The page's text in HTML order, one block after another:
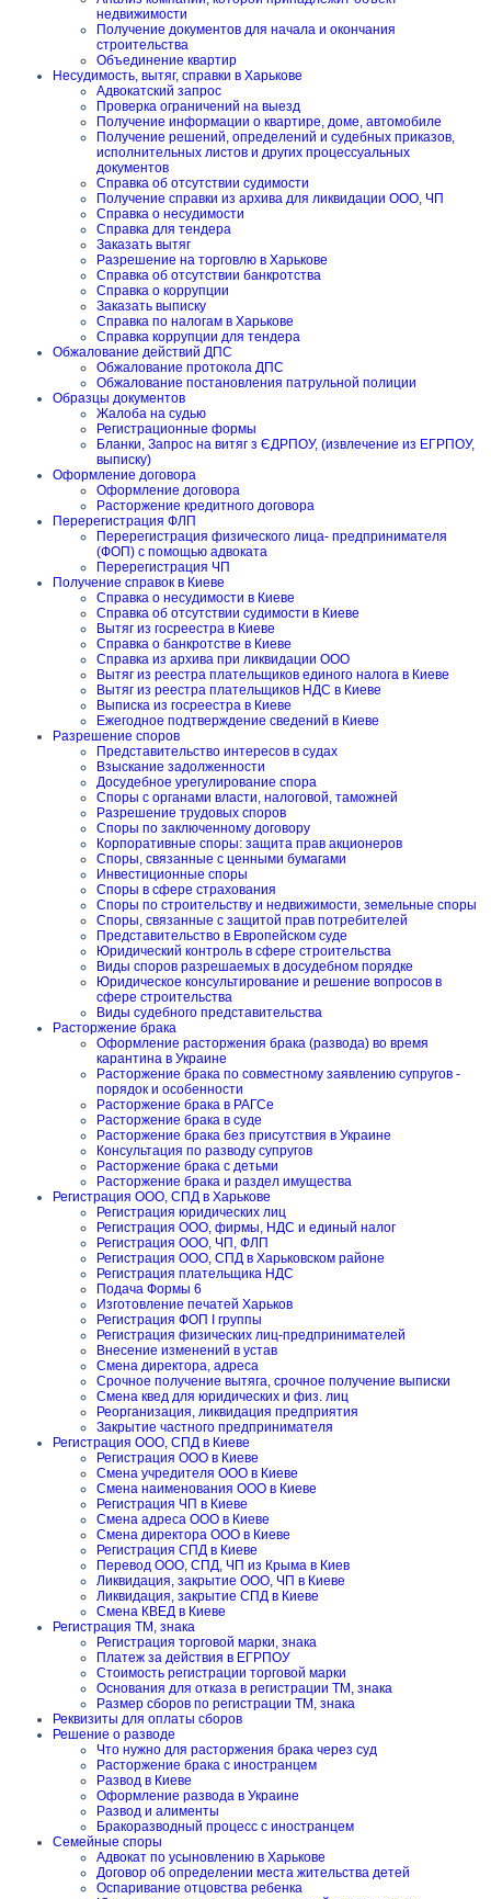
недвижимости
Получение документов для начала и окончания
строительства
Объединение квартир
Несудимость, вытяг, справки в Харькове
Адвокатский запрос
Проверка ограничений на выезд
Получение информации о квартире, доме, автомобиле
Получение решений, определений и судебных приказов,
исполнительных листов и других процессуальных
документов
Справка об отсутствии судимости
Получение справки из архива для ликвидации ООО, ЧП
Справка о несудимости
Справка для тендера
Заказать вытяг
Разрешение на торговлю в Харькове
Справка об отсутствии банкротства
Справка о коррупции
Заказать выписку
Справка по налогам в Харькове
Справка коррупции для тендера
Обжалование действий ДПС
Обжалование протокола ДПС
Обжалование постановления патрульной полиции
Образцы документов
Жалоба на судью
Регистрационные формы
Бланки, Запрос на витяг з ЄДРПОУ, (извлечение из ЕГРПОУ,
выписку)
Оформление договора
Оформление договора
Расторжение кредитного договора
Перерегистрация ФЛП
Перерегистрация физического лица- предпринимателя
(ФОП) с помощью адвоката
Перерегистрация ЧП
Получение справок в Киеве
Справка о несудимости в Киеве
Справка об отсутствии судимости в Киеве
Вытяг из госреестра в Киеве
Справка о банкротстве в Киеве
Справка из архива при ликвидации ООО
Вытяг из реестра плательщиков единого налога в Киеве
Вытяг из реестра плательщиков НДС в Киеве
Выписка из госреестра в Киеве
Ежегодное подтверждение сведений в Киеве
Разрешение споров
Представительство интересов в судах
Взыскание задолженности
Досудебное урегулирование спора
Споры с органами власти, налоговой, таможней
Разрешение трудовых споров
Споры по заключенному договору
Корпоративные споры: защита прав акционеров
Споры, связанные с ценными бумагами
Инвестиционные споры
Споры в сфере страхования
Споры по строительству и недвижимости, земельные споры
Споры, связанные с защитой прав потребителей
Представительство в Европейском суде
Юридический контроль в сфере строительства
Виды споров разрешаемых в досудебном порядке
Юридическое консультирование и решение вопросов в
сфере строительства
Виды судебного представительства
Расторжение брака
Оформление расторжения брака (развода) во время
карантина в Украине
Расторжение брака по совместному заявлению супругов -
порядок и особенности
Расторжение брака в РАГСе
Расторжение брака в суде
Расторжение брака без присутствия в Украине
Консультация по разводу супругов
Расторжение брака с детьми
Расторжение брака и раздел имущества
Регистрация ООО, СПД в Харькове
Регистрация юридических лиц
Регистрация ООО, фирмы, НДС и единый налог
Регистрация ООО, ЧП, ФЛП
Регистрация ООО, СПД в Харьковском районе
Регистрация плательщика НДС
Подача Формы 6
Изготовление печатей Харьков
Регистрация ФОП I группы
Регистрация физических лиц-предпринимателей
Внесение изменений в устав
Смена директора, адреса
Срочное получение вытяга, срочное получение выписки
Смена квед для юридических и физ. лиц
Реорганизация, ликвидация предприятия
Закрытие частного предпринимателя
Регистрация ООО, СПД в Киеве
Регистрация ООО в Киеве
Смена учредителя ООО в Киеве
Смена наименования ООО в Киеве
Регистрация ЧП в Киеве
Смена адреса ООО в Киеве
Смена директора ООО в Киеве
Регистрация СПД в Киеве
Перевод ООО, СПД, ЧП из Крыма в Киев
Ликвидация, закрытие ООО, ЧП в Киеве
Ликвидация, закрытие СПД в Киеве
Смена КВЕД в Киеве
Регистрация ТМ, знака
Регистрация торговой марки, знака
Платеж за действия в ЕГРПОУ
Стоимость регистрации торговой марки
Основания для отказа в регистрации ТМ, знака
Размер сборов по регистрации ТМ, знака
Реквизиты для оплаты сборов
Решение о разводе
Что нужно для расторжения брака через суд
Расторжение брака с иностранцем
Развод в Киеве
Оформление развода в Украине
Развод и алименты
Бракоразводный процесс с иностранцем
Семейные споры
Адвокат по усыновлению в Харькове
Договор об определении места жительства детей
Оспаривание отцовства ребенка